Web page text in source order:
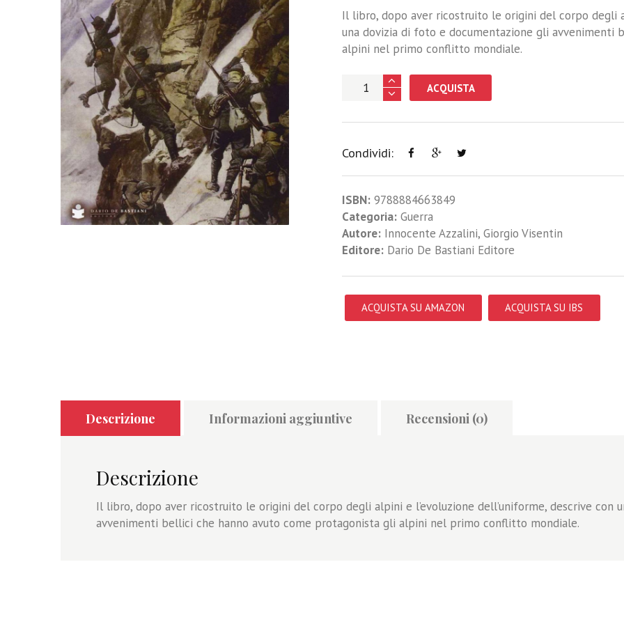
Il libro, dopo aver ricostruito le origini del corpo degli
una dovizia di foto e documentazione gli avvenimenti
alpini nel primo conflitto mondiale.
ACQUISTA
Condividi:
ISBN: 9788884663849
Categoria: Guerra
Autore: Innocente Azzalini, Giorgio Visentin
Editore:Dario De Bastiani Editore
ACQUISTA SU AMAZON ACQUISTA SU IBS
Descrizione Informazioni aggiuntive Recensioni (0)
Descrizione
Il libro, dopo aver ricostruito le origini del corpo degli alpini e l’evoluzione dell’uniforme, descrive con
avvenimenti bellici che hanno avuto come protagonista gli alpini nel primo conflitto mondiale.